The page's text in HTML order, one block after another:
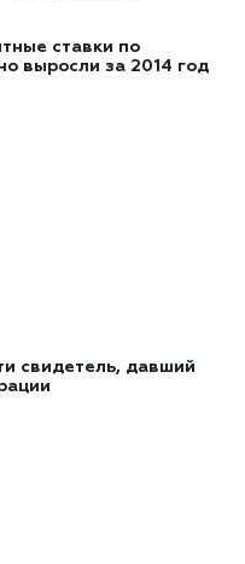
ставки по
выросли за 2014 год
свидетель, давший